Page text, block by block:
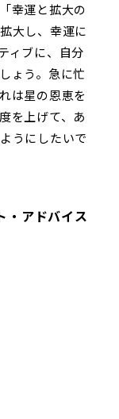
幸運と拡大の
大し、幸運に
ィブに、自分
ょう。急に忙
は星の恩恵を
を上げて、あ
うにしたいで
・アドバイス